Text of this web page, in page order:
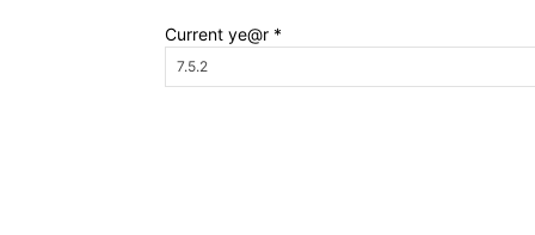
Current ye@r *